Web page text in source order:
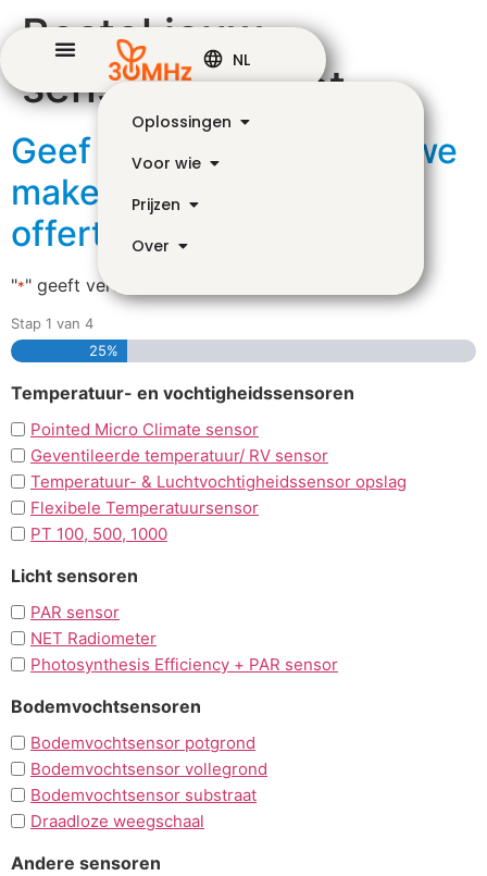
Oplossingen
Voor wie
Prijzen
Over
NL
Bestel jouw
sensoren direct
Geef je wensen door en we
maken een vrijblijvende
offerte
"*" geeft vereiste velden aan
Stap 1 van 4
25%
Temperatuur- en vochtigheidssensoren
Pointed Micro Climate sensor
Geventileerde temperatuur/ RV sensor
Temperatuur- & Luchtvochtigheidssensor opslag
Flexibele Temperatuursensor
PT 100, 500, 1000
Licht sensoren
PAR sensor
NET Radiometer
Photosynthesis Efficiency + PAR sensor
Bodemvochtsensoren
Bodemvochtsensor potgrond
Bodemvochtsensor vollegrond
Bodemvochtsensor substraat
Draadloze weegschaal
Andere sensoren